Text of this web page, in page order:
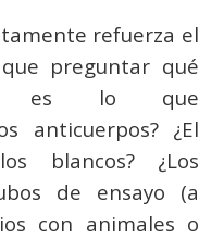
refuerza el
preguntar qué
es lo que
anticuerpos? ¿El
blancos? ¿Los
de ensayo (a
con animales o